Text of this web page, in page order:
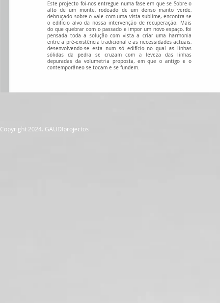
Este projecto foi-nos entregue numa fase em que se Sobre o
alto de um monte, rodeado de um denso manto verde,
debruçado sobre o vale com uma vista sublime, encontra-se
o edifício alvo da nossa intervenção de recuperação. Mais
do que quebrar com o passado e impor um novo espaço, foi
pensada toda a solução com vista a criar uma harmonia
entre a pré-existência tradicional e as necessidades actuais,
desenvolvendo-se esta num só edifício no qual as linhas
sólidas da pedra se cruzam com a leveza das linhas
depuradas da volumetria proposta, em que o antigo e o
contemporâneo se tocam e se fundem.
Copyright 2024. GAUDIprojectos